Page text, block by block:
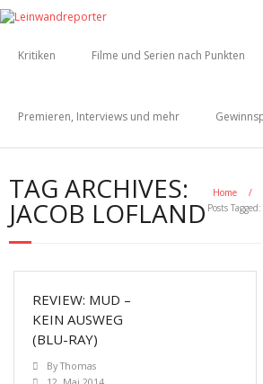
Kritiken Filme und Serien nach Punkten
Premieren, Interviews und mehr
TAG ARCHIVES:
JACOB LOFLAND
Home
/
Posts Tagged:
REVIEW: MUD –
KEIN AUSWEG
(BLU-RAY)
ByThomas